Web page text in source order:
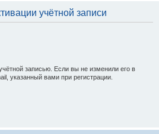
учётной записи
записью. Если вы не изменили его в
указанный вами при регистрации.